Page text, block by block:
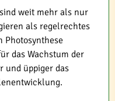
weit mehr als nur
als regelrechtes
Photosynthese
das Wachstum der
und üppiger das